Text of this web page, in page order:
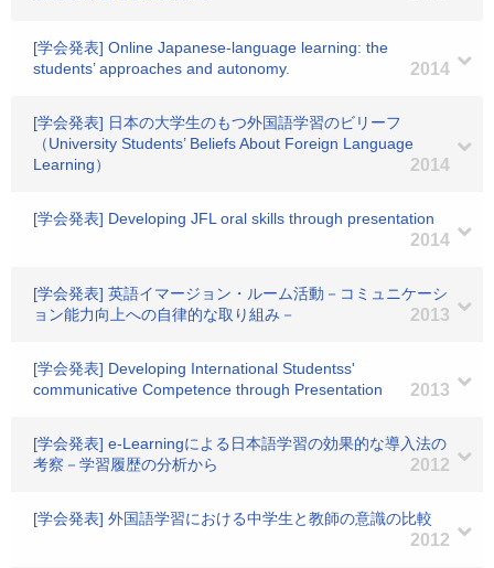
[学会発表] Online Japanese-language learning: the
students’ approaches and autonomy.
2014
[学会発表] 日本の大学生のもつ外国語学習のビリーフ
（University Students’ Beliefs About Foreign Language
Learning）
2014
[学会発表] Developing JFL oral skills through presentation
2014
[学会発表] 英語イマージョン・ルーム活動－コミュニケーシ
ョン能力向上への自律的な取り組み－
2013
[学会発表] Developing International Studentss'
communicative Competence through Presentation
2013
[学会発表] e-Learningによる日本語学習の効果的な導入法の
考察－学習履歴の分析から
2012
[学会発表] 外国語学習における中学生と教師の意識の比較
2012